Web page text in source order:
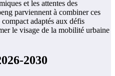
et les attentes des
parviennent à combiner ces
adaptés aux défis
le visage de la mobilité urbaine
2030